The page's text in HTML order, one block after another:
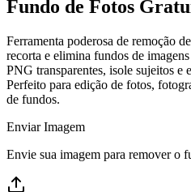
Fundo de Fotos
Ferramenta poderosa de remoção
recorta e elimina fundos de
PNG transparentes, isole sujeitos e
Perfeito para edição de fotos,
de fundos.
Enviar Imagem
Envie sua imagem para remover o